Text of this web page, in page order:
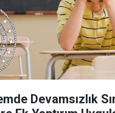
Devamsızlık